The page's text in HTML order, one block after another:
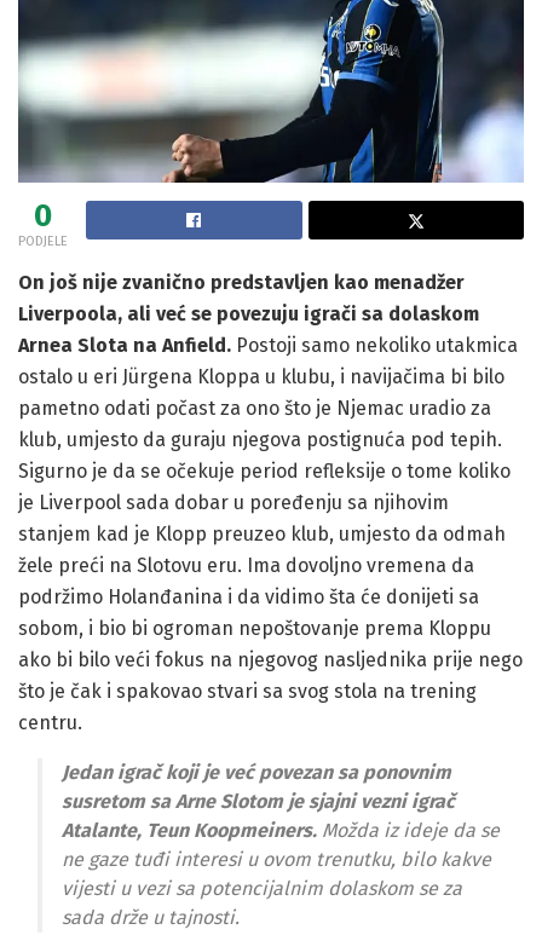
0
PODJELE
On još nije zvanično predstavljen kao menadžer
Liverpoola, ali već se povezuju igrači sa dolaskom
Arnea Slota na Anfield. Postoji samo nekoliko utakmica
ostalo u eri Jürgena Kloppa u klubu, i navijačima bi bilo
pametno odati počast za ono što je Njemac uradio za
klub, umjesto da guraju njegova postignuća pod tepih.
Sigurno je da se očekuje period refleksije o tome koliko
je Liverpool sada dobar u poređenju sa njihovim
stanjem kad je Klopp preuzeo klub, umjesto da odmah
žele preći na Slotovu eru. Ima dovoljno vremena da
podržimo Holanđanina i da vidimo šta će donijeti sa
sobom, i bio bi ogroman nepoštovanje prema Kloppu
ako bi bilo veći fokus na njegovog nasljednika prije nego
što je čak i spakovao stvari sa svog stola na trening
centru.
Jedan igrač koji je već povezan sa ponovnim
susretom sa Arne Slotom je sjajni vezni igrač
Atalante, Teun Koopmeiners. Možda iz ideje da se
ne gaze tuđi interesi u ovom trenutku, bilo kakve
vijesti u vezi sa potencijalnim dolaskom se za
sada drže u tajnosti.